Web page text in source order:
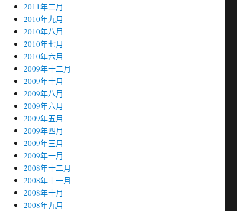
2011年二月
2010年九月
2010年八月
2010年七月
2010年六月
2009年十二月
2009年十月
2009年八月
2009年六月
2009年五月
2009年四月
2009年三月
2009年一月
2008年十二月
2008年十一月
2008年十月
2008年九月